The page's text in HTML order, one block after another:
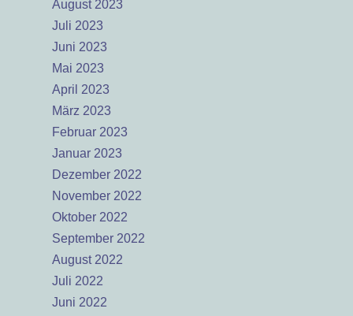
August 2023
Juli 2023
Juni 2023
Mai 2023
April 2023
März 2023
Februar 2023
Januar 2023
Dezember 2022
November 2022
Oktober 2022
September 2022
August 2022
Juli 2022
Juni 2022